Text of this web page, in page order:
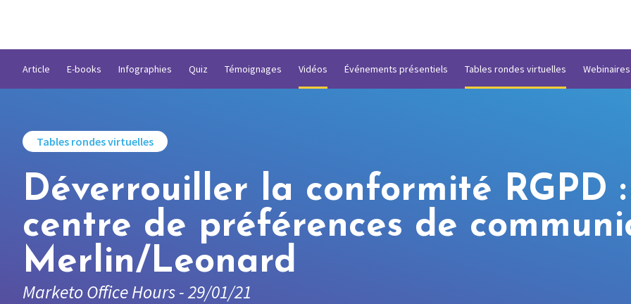
Article E-books Infographies Quiz Témoignages Vidéos Événements présentiels Tables rondes virtuelles
Tables rondes virtuelles
Déverrouiller la conformité RGPD
centre de préférences de
Merlin/Leonard
Marketo Office Hours - 29/01/21